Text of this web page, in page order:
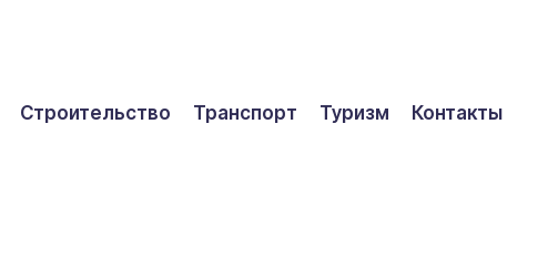
Строительство Транспорт Туризм Контакты